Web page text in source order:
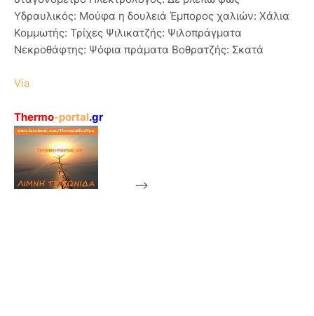
Υδραυλικός: Μούφα η δουλειά Έμπορος χαλιών: Χάλια
Κομμωτής: Τρίχες Ψιλικατζής: Ψιλοπράγματα
Νεκροθάφτης: Ψόφια πράματα Βοθρατζής: Σκατά
Via
Thermo-portal.gr
-->